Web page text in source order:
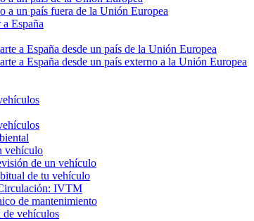
a un país fuera de la Unión Europea
España
a España desde un país de la Unión Europea
a España desde un país externo a la Unión Europea
vehículo
de un vehículo
de tu vehículo
IVTM
de mantenimiento
vehículos